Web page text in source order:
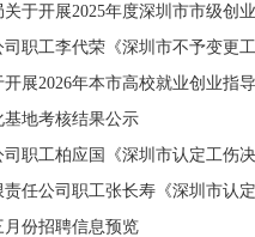
于开展2025年度深圳市市级创
职工李代荣《深圳市不予变更
展2026年本市高校就业创业指
基地考核结果公示
职工柏应国《深圳市认定工伤
任公司职工张长寿《深圳市认
月份招聘信息预览